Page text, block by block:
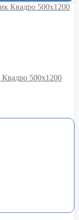
500х1200